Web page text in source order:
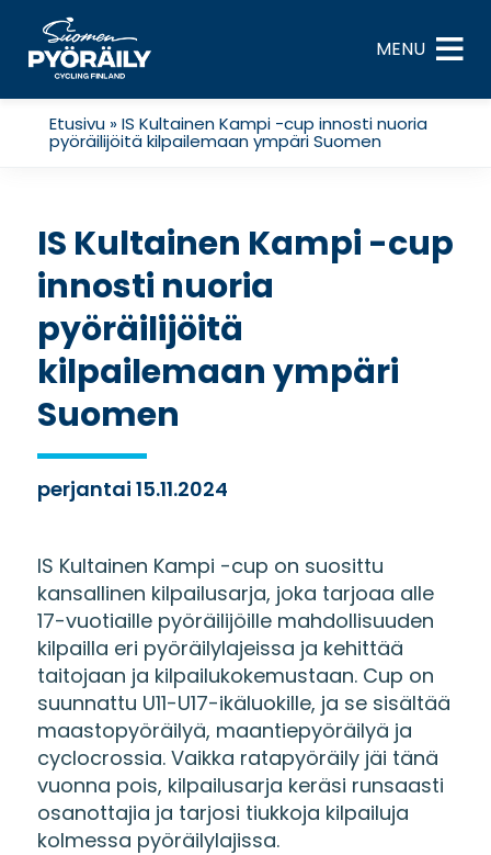
content
MENU
Etusivu»IS Kultainen Kampi -cup innosti nuoria
pyöräilijöitä kilpailemaan ympäri Suomen
IS Kultainen Kampi -cup
innosti nuoria
pyöräilijöitä
kilpailemaan ympäri
Suomen
perjantai 15.11.2024
IS Kultainen Kampi -cup on suosittu
kansallinen kilpailusarja, joka tarjoaa alle
17-vuotiaille pyöräilijöille mahdollisuuden
kilpailla eri pyöräilylajeissa ja kehittää
taitojaan ja kilpailukokemustaan. Cup on
suunnattu U11-U17-ikäluokille, ja se sisältää
maastopyöräilyä, maantiepyöräilyä ja
cyclocrossia. Vaikka ratapyöräily jäi tänä
vuonna pois, kilpailusarja keräsi runsaasti
osanottajia ja tarjosi tiukkoja kilpailuja
kolmessa pyöräilylajissa.